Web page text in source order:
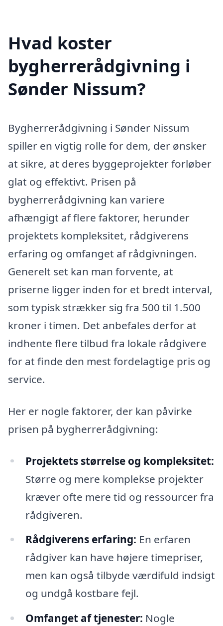
Hvad koster
bygherrerådgivning i
Sønder Nissum?
Bygherrerådgivning i Sønder Nissum
spiller en vigtig rolle for dem, der ønsker
at sikre, at deres byggeprojekter forløber
glat og effektivt. Prisen på
bygherrerådgivning kan variere
afhængigt af flere faktorer, herunder
projektets kompleksitet, rådgiverens
erfaring og omfanget af rådgivningen.
Generelt set kan man forvente, at
priserne ligger inden for et bredt interval,
som typisk strækker sig fra 500 til 1.500
kroner i timen. Det anbefales derfor at
indhente flere tilbud fra lokale rådgivere
for at finde den mest fordelagtige pris og
service.
Her er nogle faktorer, der kan påvirke
prisen på bygherrerådgivning:
Projektets størrelse og kompleksitet:
Større og mere komplekse projekter
kræver ofte mere tid og ressourcer fra
rådgiveren.
Rådgiverens erfaring: En erfaren
rådgiver kan have højere timepriser,
men kan også tilbyde værdifuld indsigt
og undgå kostbare fejl.
Omfanget af tjenester: Nogle